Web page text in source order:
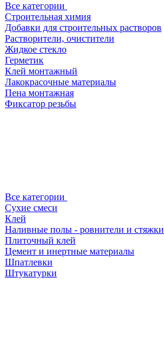
Все категории
Строительная химия
Добавки для строительных растворов
Растворители, очистители
Жидкое стекло
Герметик
Клей монтажный
Лакокрасочные материалы
Пена монтажная
Фиксатор резьбы
Все категории
Сухие смеси
Клей
Наливные полы - ровнители и стяжки
Плиточный клей
Цемент и инертные материалы
Шпатлевки
Штукатурки